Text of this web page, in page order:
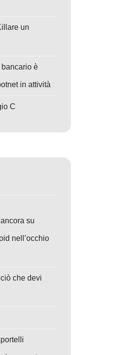
un
è
in attività
C
su
nell’occhio
che devi